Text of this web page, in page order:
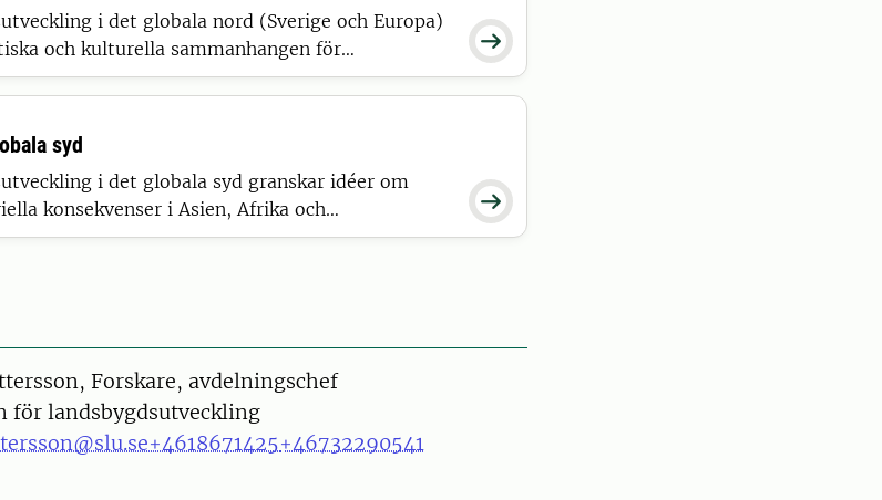

i det globala nord (Sverige och Europa)
och kulturella sammanhangen för
på landsbygden.

syd
i det globala syd granskar idéer om
konsekvenser i Asien, Afrika och
Forskare, avdelningschef
för landsbygdsutveckling
+4618671425+46732290541